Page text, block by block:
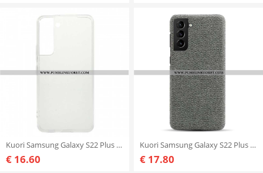
Kuori Samsung Galaxy S22 Plus 5G Läpinäkyvä
€ 16.60
Kuori Samsung Galaxy S22 Plus 5G Texture Fabric Ksq
€ 17.80